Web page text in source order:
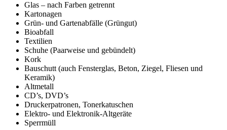
Glas – nach Farben getrennt
Kartonagen
Grün- und Gartenabfälle (Grüngut)
Bioabfall
Textilien
Schuhe (Paarweise und gebündelt)
Kork
Bauschutt (auch Fensterglas, Beton, Ziegel, Fliesen und
Keramik)
Altmetall
CD’s, DVD’s
Druckerpatronen, Tonerkatuschen
Elektro- und Elektronik-Altgeräte
Sperrmüll